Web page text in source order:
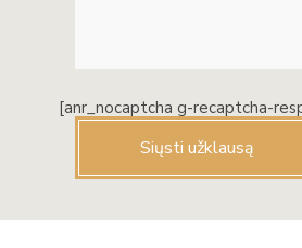
[anr_nocaptcha g-recaptcha-